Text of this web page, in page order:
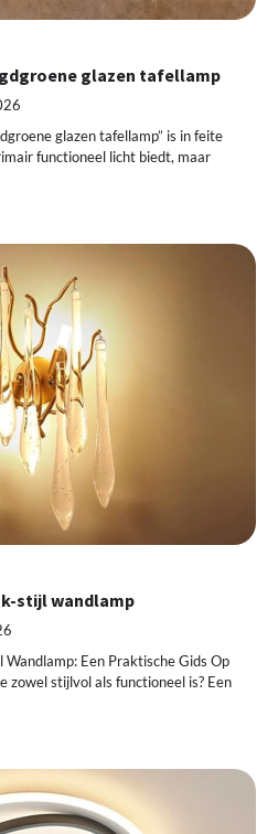
glazen tafellamp
glazen tafellamp” is in feite
functioneel licht biedt, maar
stijl wandlamp
Een Praktische Gids Op
zowel stijlvol als functioneel is? Een